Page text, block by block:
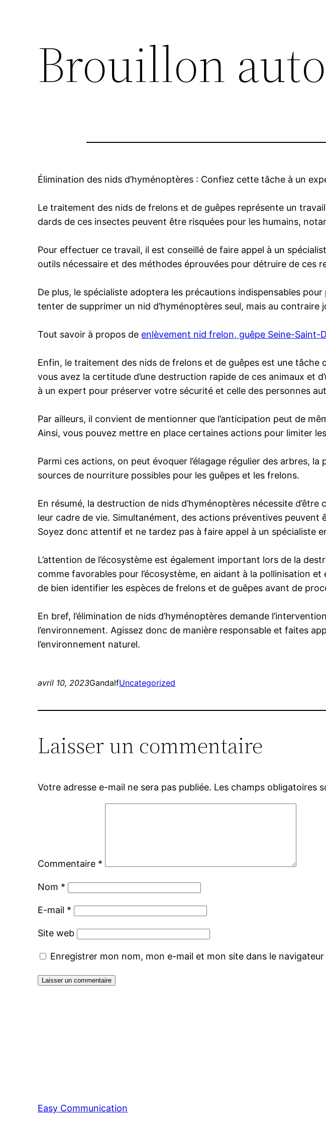
Brouillon auto
Élimination des nids d’hyménoptères : Confiez cette tâche à un
Le traitement des nids de frelons et de guêpes représente un
dards de ces insectes peuvent être risquées pour les humains,
Pour effectuer ce travail, il est conseillé de faire appel à un
outils nécessaire et des méthodes éprouvées pour détruire de ces
De plus, le spécialiste adoptera les précautions indispensables
tenter de supprimer un nid d’hyménoptères seul, mais au
Tout savoir à propos de enlèvement nid frelon, guêpe Seine-Saint-
Enfin, le traitement des nids de frelons et de guêpes est une
vous avez la certitude d’une destruction rapide de ces animaux et
à un expert pour préserver votre sécurité et celle des personnes
Par ailleurs, il convient de mentionner que l’anticipation peut de
Ainsi, vous pouvez mettre en place certaines actions pour limiter
Parmi ces actions, on peut évoquer l’élagage régulier des arbres,
sources de nourriture possibles pour les guêpes et les frelons.
En résumé, la destruction de nids d’hyménoptères nécessite
leur cadre de vie. Simultanément, des actions préventives peuvent
Soyez donc attentif et ne tardez pas à faire appel à un spécialiste
L’attention de l’écosystème est également important lors de la
comme favorables pour l’écosystème, en aidant à la pollinisation
de bien identifier les espèces de frelons et de guêpes avant de
En bref, l’élimination de nids d’hyménoptères demande
l’environnement. Agissez donc de manière responsable et faites
l’environnement naturel.
avril 10, 2023GandalfUncategorized
Laisser un commentaire
Votre adresse e-mail ne sera pas publiée. Les champs obligatoires
Commentaire *
Nom *
E-mail *
Site web
Enregistrer mon nom, mon e-mail et mon site dans le
Easy Communication